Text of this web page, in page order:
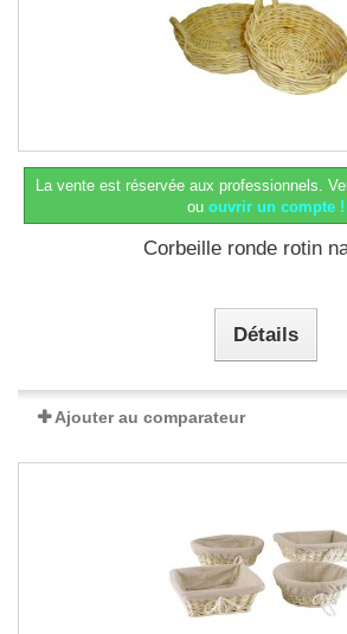
La vente est réservée aux professionnels.
ou ouvrir un compte !
Corbeille ronde rotin
Détails
Ajouter au comparateur